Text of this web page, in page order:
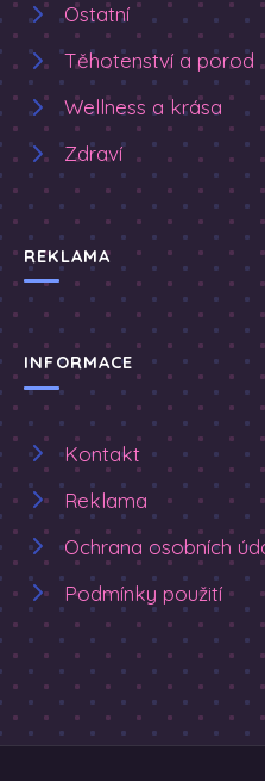
Ostatní
Těhotenství a porod
Wellness a krása
Zdraví
REKLAMA
INFORMACE
Kontakt
Reklama
Ochrana osobních
Podmínky použití